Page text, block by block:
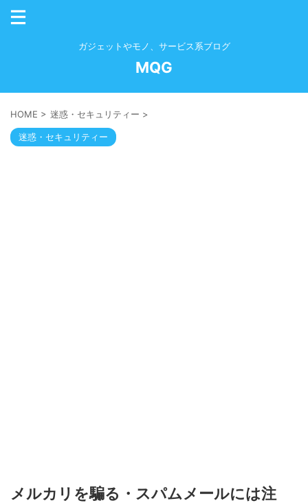
ガジェットやモノ、サービス系ブログ
MQG
HOME > 迷惑・セキュリティー >
迷惑・セキュリティー
メルカリを騙る・スパムメールには注